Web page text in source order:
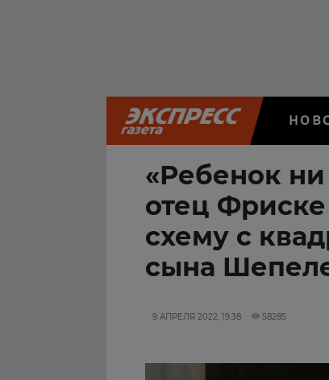
«Ребенок ни
отец
схему с
сына
9 АПРЕЛЯ 2022, 19:38 58285